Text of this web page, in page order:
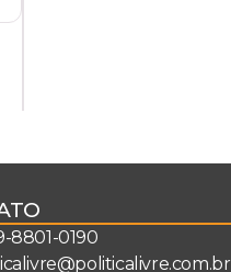
8801-0190